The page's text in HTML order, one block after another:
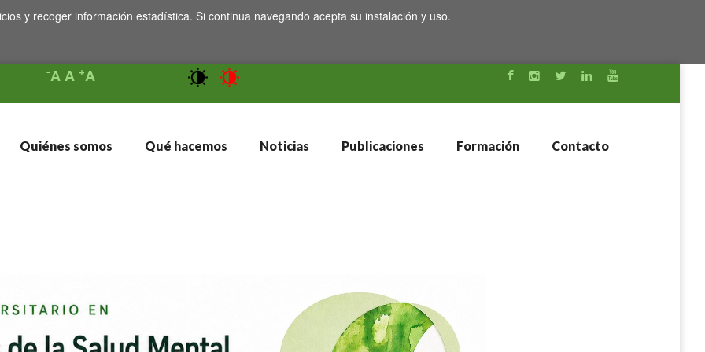
y recoger información estadística. Si continua navegando acepta su instalación y uso.
-AA +A
Quiénes somos Qué hacemos Noticias Publicaciones Formación Contacto